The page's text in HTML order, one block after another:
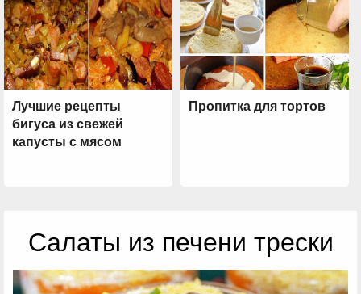
Лучшие рецепты
бигуса из свежей
капусты с мясом
Пропитка для тортов
Салаты из печени трески